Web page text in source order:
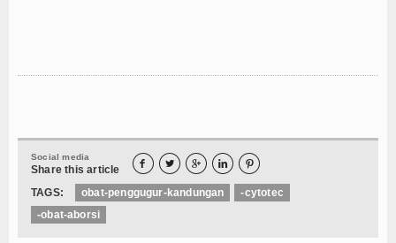
Social media
Share this article     
TAGS: obat-penggugur-kandungan
-cytotec
-obat-aborsi